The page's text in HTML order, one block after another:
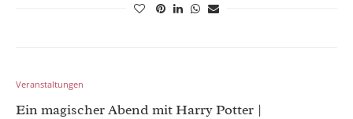
Veranstaltungen
Ein magischer Abend mit Harry Potter |